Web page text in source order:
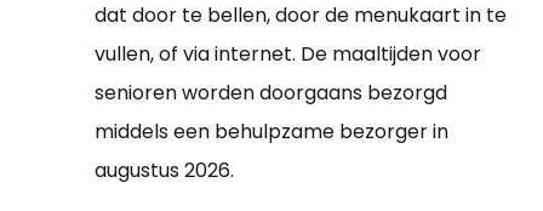
dat door te bellen, door de menukaart in te
vullen, of via internet. De maaltijden voor
senioren worden doorgaans bezorgd
middels een behulpzame bezorger in
augustus 2026.